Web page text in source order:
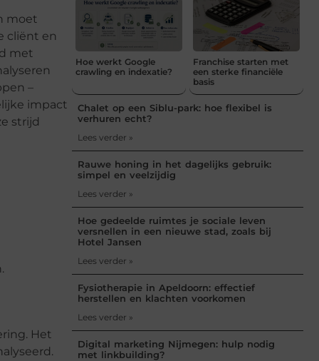
moet
cliënt en
met
–
impact
strijd
Het
Hoe werkt Google
crawling en indexatie?
Franchise starten met
een sterke financiële
basis
Chalet op een Siblu-park: hoe flexibel is
verhuren echt?
Lees verder »
Rauwe honing in het dagelijks gebruik:
simpel en veelzijdig
Lees verder »
Hoe gedeelde ruimtes je sociale leven
versnellen in een nieuwe stad, zoals bij
Hotel Jansen
Lees verder »
Fysiotherapie in Apeldoorn: effectief
herstellen en klachten voorkomen
Lees verder »
Digital marketing Nijmegen: hulp nodig
met linkbuilding?